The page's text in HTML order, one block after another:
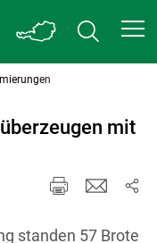
mit
standen 57 Brote